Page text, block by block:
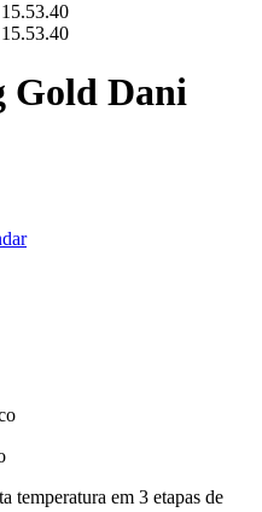
Gold Dani
temperatura em 3 etapas de